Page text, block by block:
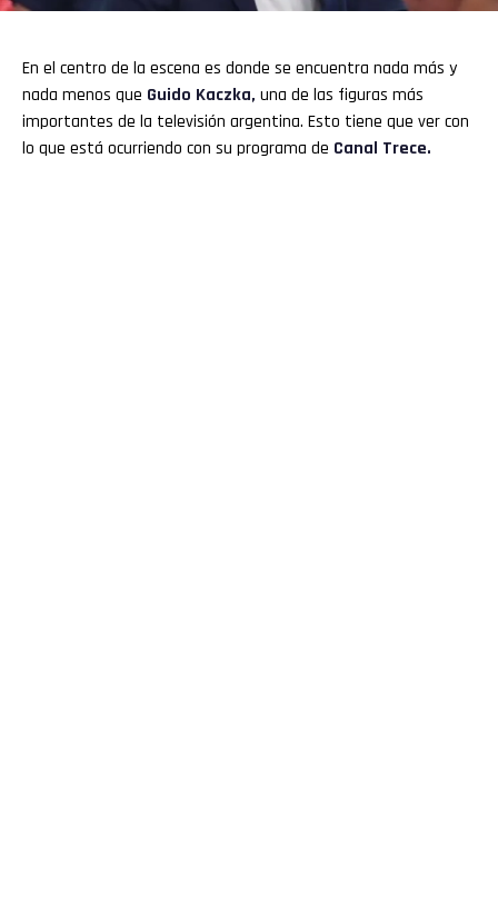
En el centro de la escena es donde se encuentra nada más y
nada menos que Guido Kaczka, una de las figuras más
importantes de la televisión argentina. Esto tiene que ver con
lo que está ocurriendo con su programa de Canal Trece.